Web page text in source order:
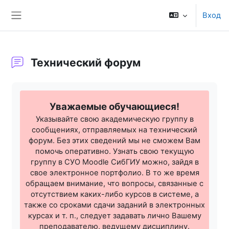
Вход
Технический форум
Уважаемые обучающиеся!
Указывайте свою академическую группу в
сообщениях, отправляемых на технический
форум. Без этих сведений мы не сможем Вам
помочь оперативно. Узнать свою текущую
группу в СУО Moodle СибГИУ можно, зайдя в
свое электронное портфолио. В то же время
обращаем внимание, что вопросы, связанные с
отсутствием каких-либо курсов в системе, а
также со сроками сдачи заданий в электронных
курсах и т. п., следует задавать лично Вашему
преподавателю, ведущему дисциплину.